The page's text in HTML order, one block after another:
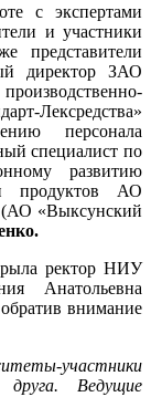
с экспертами
и участники
представители
директор ЗАО
Лексредства»
персонала
специалист по
развитию
продуктов АО
(АО «Выксунский
ректор НИУ
Анатольевна
внимание
участники
Ведущие